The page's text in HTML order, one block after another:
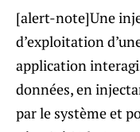
[alert-note]Une
d’exploitation
application
données, en
par le système et